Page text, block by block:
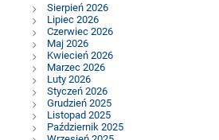
Sierpień 2026
Lipiec 2026
Czerwiec 2026
Maj 2026
Kwiecień 2026
Marzec 2026
Luty 2026
Styczeń 2026
Grudzień 2025
Listopad 2025
Październik 2025